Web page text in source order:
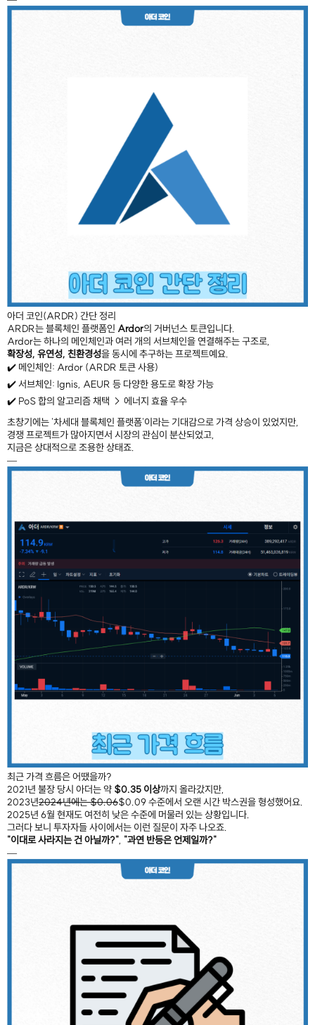
아더 코인(ARDR) 간단 정리
ARDR는 블록체인 플랫폼인 Ardor의 거버넌스 토큰입니다.
Ardor는 하나의 메인체인과 여러 개의 서브체인을 연결해주는 구조로,
확장성, 유연성, 친환경성을 동시에 추구하는 프로젝트예요.
✔️ 메인체인: Ardor (ARDR 토큰 사용)
✔️ 서브체인: Ignis, AEUR 등 다양한 용도로 확장 가능
✔️ PoS 합의 알고리즘 채택 → 에너지 효율 우수
초창기에는 '차세대 블록체인 플랫폼'이라는 기대감으로 가격 상승이 있었지만,
경쟁 프로젝트가 많아지면서 시장의 관심이 분산되었고,
지금은 상대적으로 조용한 상태죠.
—
최근 가격 흐름은 어땠을까?
2021년 불장 당시 아더는 약 $0.35 이상까지 올라갔지만,
2023년2024년에는 $0.06$0.09 수준에서 오랜 시간 박스권을 형성했어요.
2025년 6월 현재도 여전히 낮은 수준에 머물러 있는 상황입니다.
그러다 보니 투자자들 사이에서는 이런 질문이 자주 나오죠.
"이대로 사라지는 건 아닐까?" "과연 반등은 언제일까?"
—